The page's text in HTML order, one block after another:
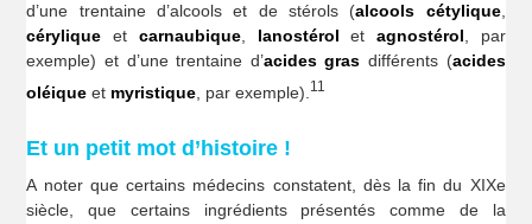
d’une trentaine d’alcools et de stérols (alcools cétylique,
cérylique et carnaubique, lanostérol et agnostérol, par
exemple) et d’une trentaine d’acides gras différents (acides
oléique et myristique , par exemple). 11
Et un petit mot d’histoire !
A noter que certains médecins constatent, dès la fin du XIXe
siècle, que certains ingrédients présentés comme de la